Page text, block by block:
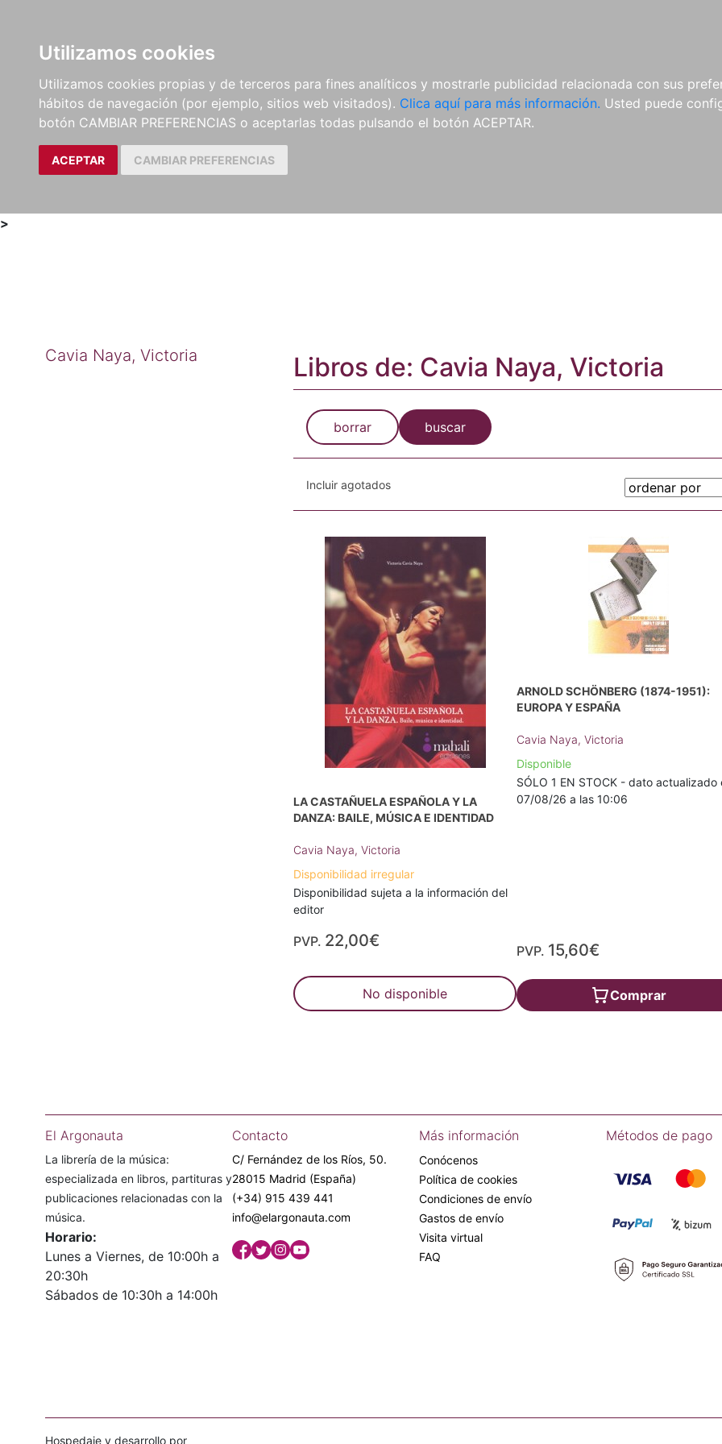
Utilizamos cookies
Utilizamos cookies propias y de terceros para fines analíticos y mostrarle publicidad relacionada con sus
hábitos de navegación (por ejemplo, sitios web visitados). Clica aquí para más información. Usted puede
botón CAMBIAR PREFERENCIAS o aceptarlas todas pulsando el botón ACEPTAR.
ACEPTAR CAMBIAR PREFERENCIAS
LIBROS
MÉTODOS Y
EJERCICIOS
PARTITURAS Y EDICIONES
CRÍTICAS
REVISTAS
CDS Y
DVDS
MATERIAL
COMPLEMENTARIO
>
Cavia Naya, Victoria Libros de: Cavia Naya, Victoria
borrar buscar
Incluir agotados
LA CASTAÑUELA ESPAÑOLA Y LA
DANZA: BAILE, MÚSICA E IDENTIDAD
Cavia Naya, Victoria
Disponibilidad irregular
Disponibilidad sujeta a la información del
editor
PVP. 22,00€
No disponible
ARNOLD SCHÖNBERG (1874-1951):
EUROPA Y ESPAÑA
Cavia Naya, Victoria
Disponible
SÓLO 1 EN STOCK - dato actualizado
07/08/26 a las 10:06
PVP. 15,60€
Comprar
El Argonauta
La librería de la música:
especializada en libros, partituras y
publicaciones relacionadas con la
música.
Horario:
Lunes a Viernes, de 10:00h a
20:30h
Sábados de 10:30h a 14:00h
Contacto
C/ Fernández de los Ríos, 50.
28015 Madrid (España)
(+34) 915 439 441
info@elargonauta.com
Más información
Conócenos
Política de cookies
Condiciones de envío
Gastos de envío
Visita virtual
FAQ
Métodos de pago
Hospedaje y desarrollo por